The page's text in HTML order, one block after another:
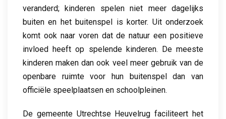
veranderd; kinderen spelen niet meer dagelijks
buiten en het buitenspel is korter. Uit onderzoek
komt ook naar voren dat de natuur een positieve
invloed heeft op spelende kinderen. De meeste
kinderen maken dan ook veel meer gebruik van de
openbare ruimte voor hun buitenspel dan van
officiële speelplaatsen en schoolpleinen.
De gemeente Utrechtse Heuvelrug faciliteert het